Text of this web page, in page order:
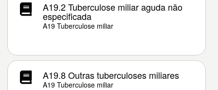
A19.2 Tuberculose miliar aguda não
especificada
A19 Tuberculose miliar
A19.8 Outras tuberculoses miliares
A19 Tuberculose miliar